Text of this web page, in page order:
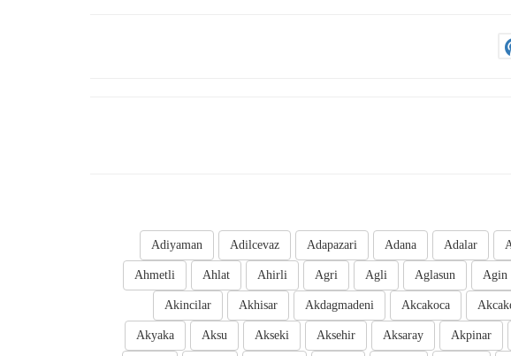
Adalar
Adana
Adapazari
Adilcevaz
Adiyaman
Agin
Aglasun
Agli
Agri
Ahirli
Ahlat
Ahmetli
Akcakoca
Akdagmadeni
Akhisar
Akincilar
Akpinar
Aksaray
Aksehir
Akseki
Aksu
Akyaka